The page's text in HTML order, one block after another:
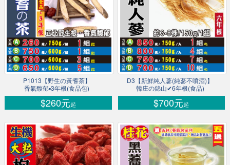
P1013【野生の黃耆茶】
香氣馥郁▪3年根(食品包)
$260元起
D3【新鮮純人蔘(純蔘不噴酒)】
韓庄の錦山✔6年根(食品)
$700元起